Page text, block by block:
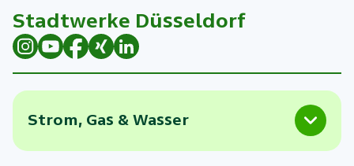
Stadtwerke Düsseldorf
Strom, Gas & Wasser